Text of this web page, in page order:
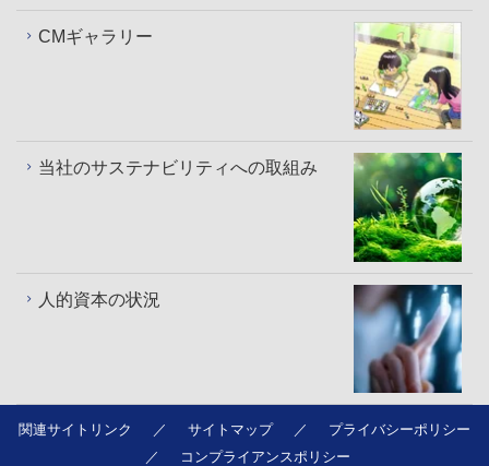
CMギャラリー
当社のサステナビリティへの取組み
人的資本の状況
関連サイトリンク サイトマップ
プライバシーポリシー
コンプライアンスポリシー